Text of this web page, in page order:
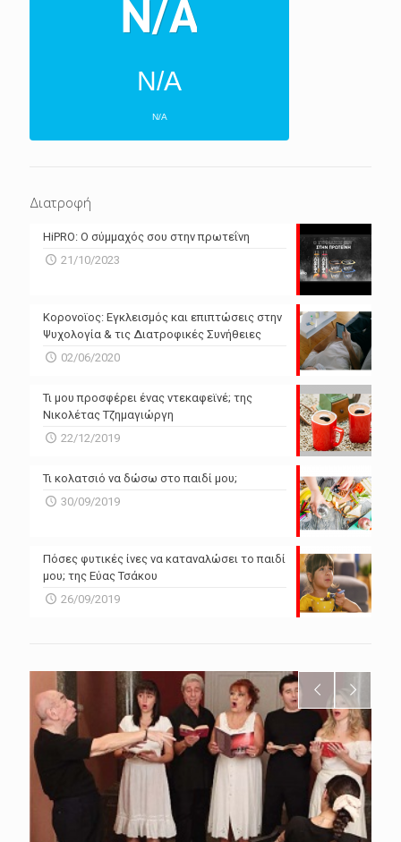
N/A
N/A
N/A
Powered by Forecast.io
Διατροφή
HiPRO: Ο σύμμαχός σου στην πρωτεΐνη
21/10/2023
Κορονοϊος: Εγκλεισμός και επιπτώσεις στην
Ψυχολογία & τις Διατροφικές Συνήθειες
02/06/2020
Τι μου προσφέρει ένας ντεκαφεϊνέ; της
Νικολέτας Τζημαγιώργη
22/12/2019
Τι κολατσιό να δώσω στο παιδί μου;
30/09/2019
Πόσες φυτικές ίνες να καταναλώσει το παιδί
μου; της Εύας Τσάκου
26/09/2019